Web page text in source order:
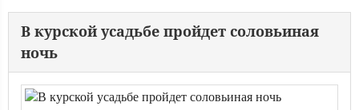
В курской усадьбе пройдет соловьиная
ночь